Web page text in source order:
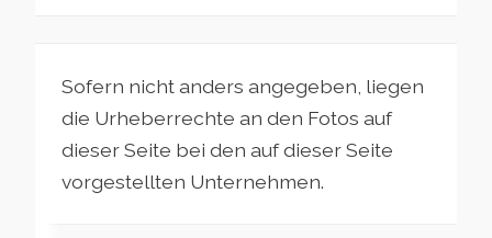
Sofern nicht anders angegeben, liegen
die Urheberrechte an den Fotos auf
dieser Seite bei den auf dieser Seite
vorgestellten Unternehmen.